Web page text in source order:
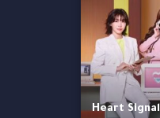
برنامج إشارة القلب Heart Signal